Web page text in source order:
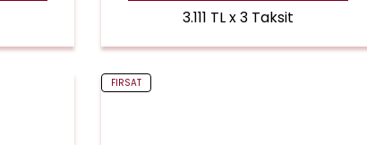
3.111 TL x 3 Taksit
FIRSAT